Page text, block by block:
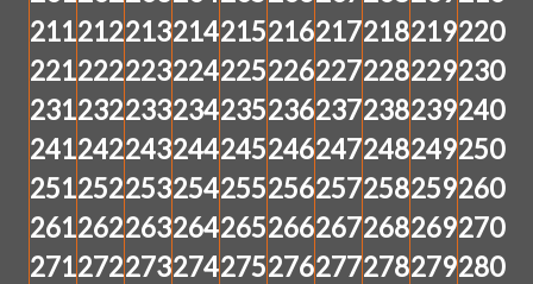
211212213214215216217218219220
221222223224225226227228229230
231232233234235236237238239240
241242243244245246247248249250
251252253254255256257258259260
261262263264265266267268269270
271272273274275276277278279280